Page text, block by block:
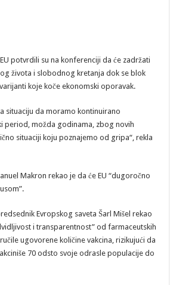
potvrdili su na konferenciji da će zadržati
života i slobodnog kretanja dok se blok
koje koče ekonomski oporavak.
situaciju da moramo kontinuirano
period, možda godinama, zbog novih
situaciji koju poznajemo od gripa“, rekla
Makron rekao je da će EU “dugoročno
Evropskog saveta Šarl Mišel rekao
i transparentnost” od farmaceutskih
ugovorene količine vakcina, rizikujući da
70 odsto svoje odrasle populacije do